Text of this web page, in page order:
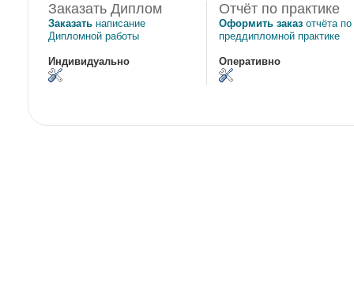
Заказать Диплом
Заказать написание
Дипломной работы
Индивидуально
Отчёт по практике
Оформить заказ отчёта по
преддипломной практике
Оперативно